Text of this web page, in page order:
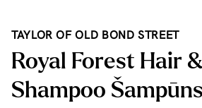
TAYLOR OF OLD BOND STREET
Royal Forest Hair
Shampoo